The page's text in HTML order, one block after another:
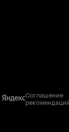
Соглашение